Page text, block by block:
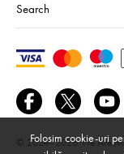
Search
© 2024–2026 We Are
Folosim cookie-uri